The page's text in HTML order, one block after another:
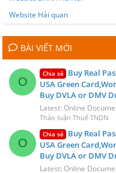
Website Hải quan
BÀI VIẾT MỚI
O
Chia sẻ Buy Real
USA Green
Buy DVLA or DMV
Latest: Online
Thảo luận Thuế TNDN
O
Chia sẻ Buy Real
USA Green
Buy DVLA or DMV
Latest: Online